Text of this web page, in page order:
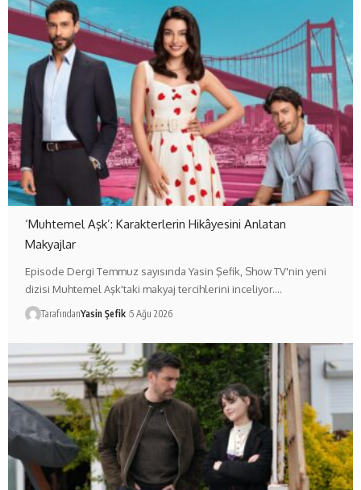
‘Muhtemel Aşk’: Karakterlerin Hikâyesini Anlatan
Makyajlar
Episode Dergi Temmuz sayısında Yasin Şefik, Show TV'nin yeni
dizisi Muhtemel Aşk'taki makyaj tercihlerini inceliyor.…
TarafındanYasin Şefik 5 Ağu 2026